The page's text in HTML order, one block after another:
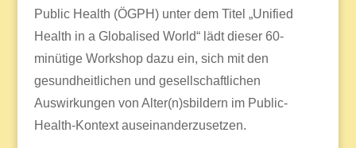
Public Health (ÖGPH) unter dem Titel „Unified
Health in a Globalised World“ lädt dieser 60-
minütige Workshop dazu ein, sich mit den
gesundheitlichen und gesellschaftlichen
Auswirkungen von Alter(n)sbildern im Public-
Health-Kontext auseinanderzusetzen.